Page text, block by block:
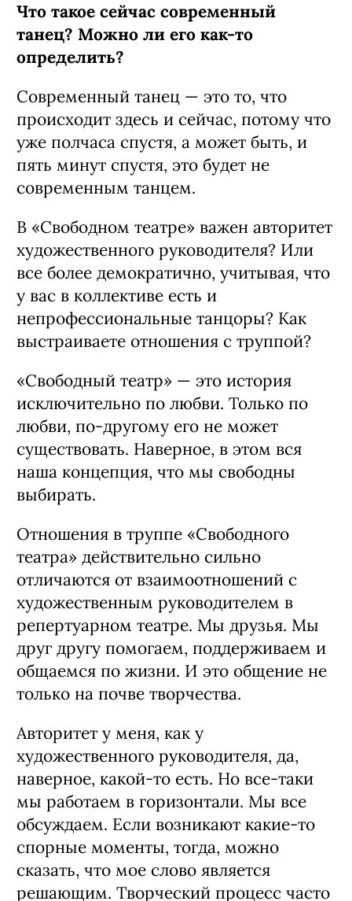
Что такое сейчас современный
танец? Можно ли его как-то
определить?
Современный танец — это то, что
происходит здесь и сейчас, потому что
уже полчаса спустя, а может быть, и
пять минут спустя, это будет не
современным танцем.
В «Свободном театре» важен авторитет
художественного руководителя? Или
все более демократично, учитывая, что
у вас в коллективе есть и
непрофессиональные танцоры? Как
выстраиваете отношения с труппой?
«Свободный театр» — это история
исключительно по любви. Только по
любви, по-другому его не может
существовать. Наверное, в этом вся
наша концепция, что мы свободны
выбирать.
Отношения в труппе «Свободного
театра» действительно сильно
отличаются от взаимоотношений с
художественным руководителем в
репертуарном театре. Мы друзья. Мы
друг другу помогаем, поддерживаем и
общаемся по жизни. И это общение не
только на почве творчества.
Авторитет у меня, как у
художественного руководителя, да,
наверное, какой-то есть. Но все-таки
мы работаем в горизонтали. Мы все
обсуждаем. Если возникают какие-то
спорные моменты, тогда, можно
сказать, что мое слово является
решающим. Творческий процесс часто